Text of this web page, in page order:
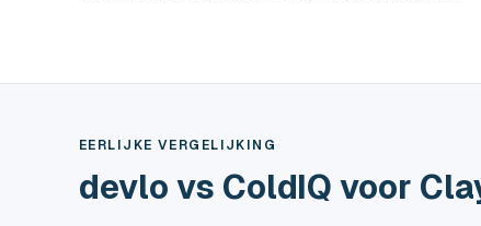
EERLIJKE VERGELIJKING
devlo vs ColdIQ voor